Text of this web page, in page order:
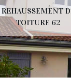
REHAUSSEMENT DE
TOITURE 62